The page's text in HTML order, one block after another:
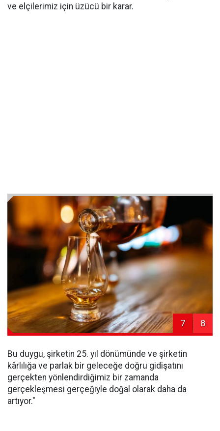
ve elçilerimiz için üzücü bir karar.
7 8
Bu duygu, şirketin 25. yıl dönümünde ve şirketin
kârlılığa ve parlak bir geleceğe doğru gidişatını
gerçekten yönlendirdiğimiz bir zamanda
gerçekleşmesi gerçeğiyle doğal olarak daha da
artıyor."